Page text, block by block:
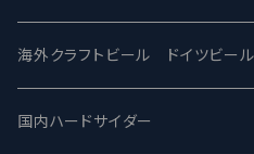
ワイマーケットブルーイング
志賀高原ビール - SIGAKOGEN
Lagunitas ラグニタス
FirestoneWalker ファイアスト
BrewDog Brewery - ブリュード
The Flying Inn / ザ フライイング
Carbon brews -カーボン
TAIHU - タイフー
BODRIGGY BREWING ボッド
CO-CONSPIRATORS コ・コン
Jackie O's ジャッキーオーズ
Westbrook ウェストブルック
海外クラフトビール ドイツビー
Karmeliten カーメリテン
国内ハードサイダー